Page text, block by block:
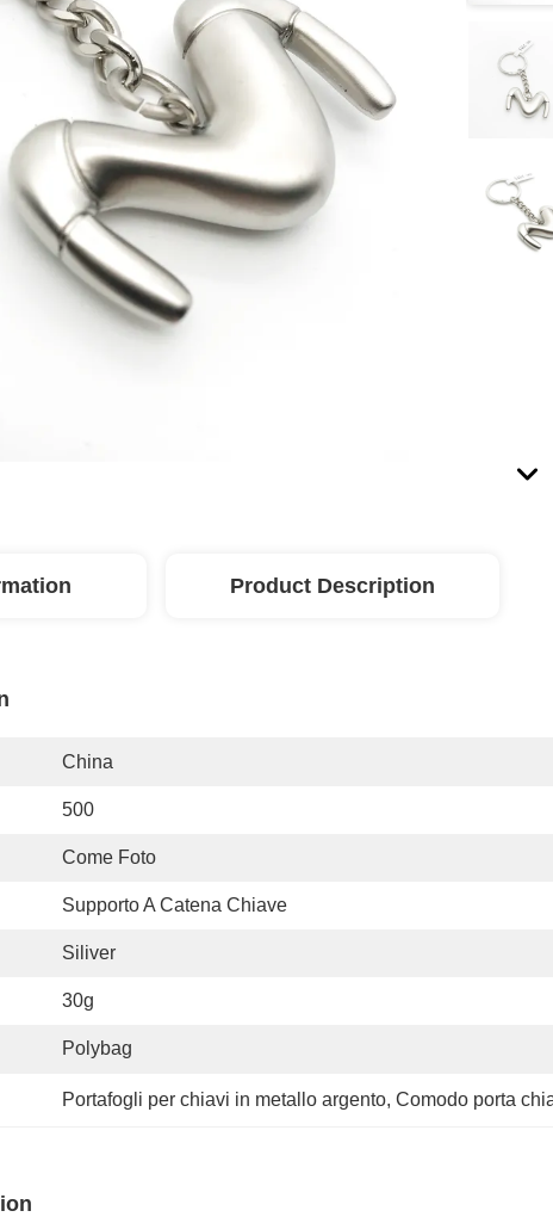
Product Description
China
500
Come Foto
Supporto A Catena Chiave
Siliver
30g
Polybag
Portafogli per chiavi in metallo argento, Comodo porta